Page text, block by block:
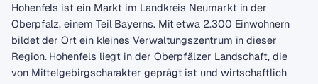
Hohenfels ist ein Markt im Landkreis Neumarkt in der
Oberpfalz, einem Teil Bayerns. Mit etwa 2.300 Einwohnern
bildet der Ort ein kleines Verwaltungszentrum in dieser
Region. Hohenfels liegt in der Oberpfälzer Landschaft, die
von Mittelgebirgscharakter geprägt ist und wirtschaftlich